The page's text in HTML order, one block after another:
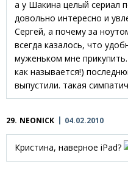
а у Шакина целый сериал
довольно интересно и
Сергей, а почему за
всегда казалось, что
муженьком мне
как называется!)
выпустили. такая
29. NEONICK 04.02.2010
Кристина, наверное iPad?